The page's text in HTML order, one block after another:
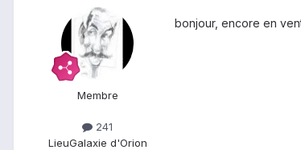
Membre
241
LieuGalaxie d'Orion
bonjour, encore en